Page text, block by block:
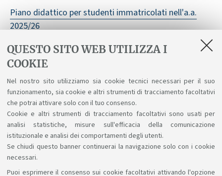
QUESTO SITO WEB UTILIZZA I
COOKIE
Nel nostro sito utilizziamo sia cookie tecnici necessari per il suo
funzionamento, sia cookie e altri strumenti di tracciamento facoltativi
che potrai attivare solo con il tuo consenso.
Cookie e altri strumenti di tracciamento facoltativi sono usati per
analisi statistiche, misure sull'efficacia della comunicazione
istituzionale e analisi dei comportamenti degli utenti.
Se chiudi questo banner continuerai la navigazione solo con i cookie
necessari.
Puoi esprimere il consenso sui cookie facoltativi attivando l'opzione
Piano didattico per studenti immatricolati nell'a.a.
2025/26
Vedi anche
Idoneità lingua inglese